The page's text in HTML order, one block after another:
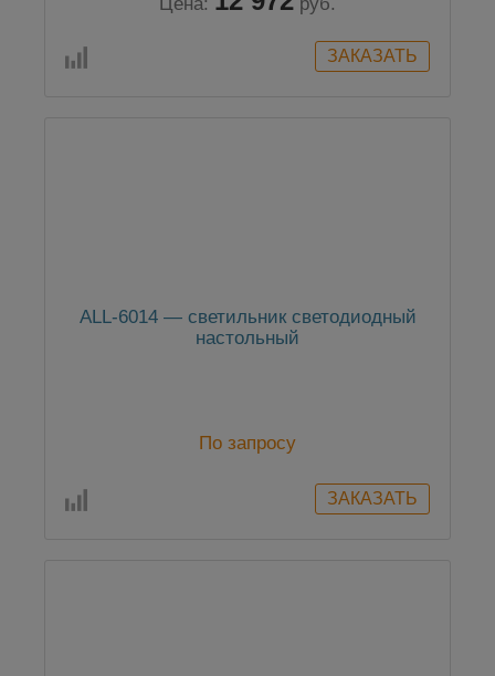
Цена: руб.
ALL-6014 — светильник светодиодный
настольный
По запросу